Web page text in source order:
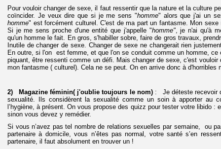
Pour vouloir changer de sexe, il faut ressentir que la nature et la culture
coïncider. Je veux dire que si je me sens "homme" alors que j'ai un
homme" est forcément culturel. C'est de ma part un fantasme. Mon
Si je me sens proche d'une entité que j'appelle "homme", je n'ai qu'à
qu'un homme le fait. En gros, s'habiller sobre, faire de gros travaux,
Inutile de changer de sexe. Changer de sexe ne changerait rien
En outre, si l'on est femme, et que l'on se conduit comme un homme, ce
piquant, être ressenti comme un défi. Mais changer de sexe, c'est
mon fantasme ( culturel). Cela ne se peut. On en arrive donc à d'horribles
2) Magazine féminin( j'oublie toujours le nom): Je déteste recevoir
sexualité. Ils considèrent la sexualité comme un soin à apporter au
l’hygiène, à présent. On vous propose des quizz pour tester votre libido :
sinon vous devez y remédier.
Si vous n’avez pas tel nombre de relations sexuelles par semaine, ou
partenaire à domicile, vous n’êtes pas normal, votre santé s’en
partenaire, il faut absolument en trouver un !